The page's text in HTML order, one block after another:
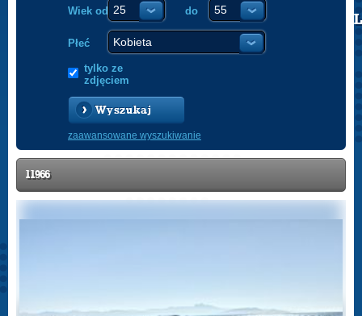
POLISH
Wiek od do
Płeć
tylko ze
zdjęciem
Wyszukaj
zaawansowane wyszukiwanie
11966